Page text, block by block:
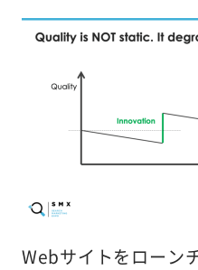
Webサイトをローン